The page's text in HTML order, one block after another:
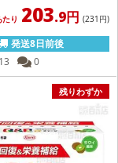
り 203.9円 (231 円)
発送8日前後
13 0
残りわずか